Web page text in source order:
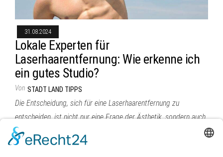
31.08.2024
Lokale Experten für
Laserhaarentfernung: Wie erkenne ich
ein gutes Studio?
Von STADT LAND TIPPS
Die Entscheidung, sich für eine Laserhaarentfernung zu
entscheiden, ist nicht nur eine Frage der Ästhetik, sondern auch
eine Frage der…